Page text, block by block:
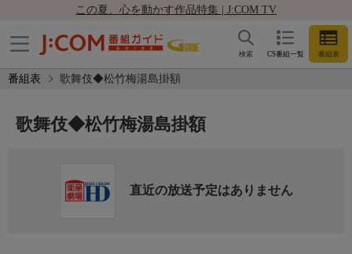
この夏、心を動かす作品特集 | J:COM TV
CS番組一覧 番組表
検索
番組表 歌舞伎◆松竹梅湯島掛額
歌舞伎◆松竹梅湯島掛額
直近の放送予定はありません